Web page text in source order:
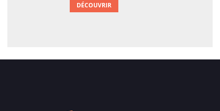
DÉCOUVRIR